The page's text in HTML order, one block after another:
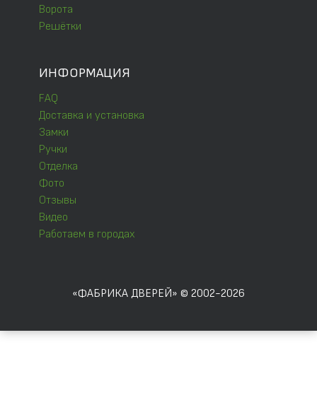
Ворота
Решётки
ИНФОРМАЦИЯ
FAQ
Доставка и установка
Замки
Ручки
Отделка
Фото
Отзывы
Видео
Работаем в городах
«ФАБРИКА ДВЕРЕЙ» © 2002-2026